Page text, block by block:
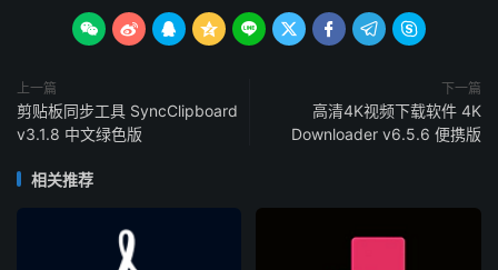
        
上一篇
剪贴板同步工具 SyncClipboard
v3.1.8 中文绿色版
下一篇
高清4K视频下载软件 4K
Downloader v6.5.6 便携版
相关推荐